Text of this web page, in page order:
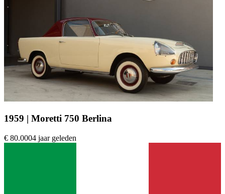
1959 | Moretti 750 Berlina
€ 80.0004 jaar geleden